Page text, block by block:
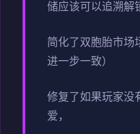
储应该可以追溯解
简化了双胞胎市场
进一步一致）
修复了如果玩家
爱，